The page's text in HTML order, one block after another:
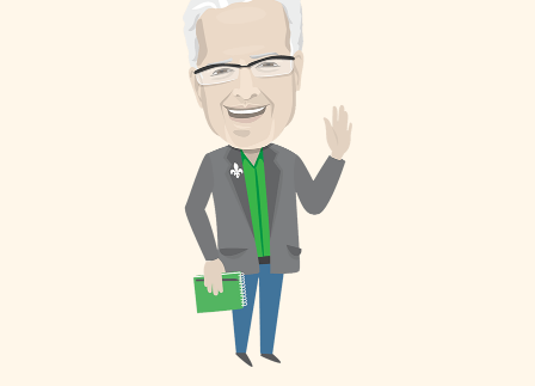
certaine activité cellulaire», lit-
on, a «repris une activité
métabolique» lorsque ces
cerveaux ont été alimentés,
pendant six heures, par un
substitut de sang, et ce, quatre
heures après que les animaux
soient morts à l’abattoir (aucun
Leafs ne parviennent pas à se
défaire des Bruins Le série
éliminatoire bat son plein entre
les Torontois et les Bostoniens.
Les Leafs ont par deux fois pris
les devants dans la série.
D’abord en s’imposant lundi à